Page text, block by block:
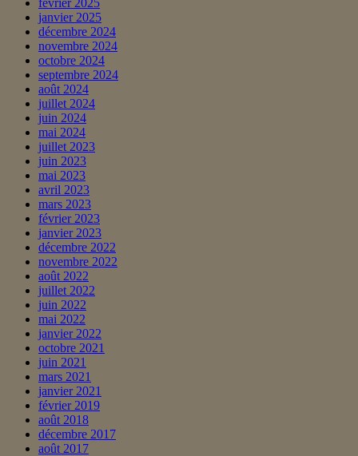
février 2025
janvier 2025
décembre 2024
novembre 2024
octobre 2024
septembre 2024
août 2024
juillet 2024
juin 2024
mai 2024
juillet 2023
juin 2023
mai 2023
avril 2023
mars 2023
février 2023
janvier 2023
décembre 2022
novembre 2022
août 2022
juillet 2022
juin 2022
mai 2022
janvier 2022
octobre 2021
juin 2021
mars 2021
janvier 2021
février 2019
août 2018
décembre 2017
août 2017